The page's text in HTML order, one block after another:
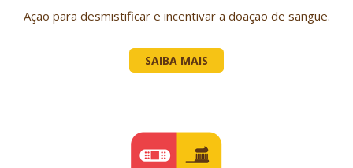
Ação para desmistificar e incentivar a doação de sangue.
SAIBA MAIS